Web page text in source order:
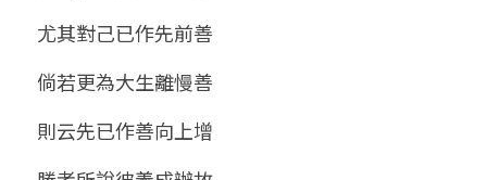
尤其對己已作先前善
倘若更為大生離慢善
則云先已作善向上增